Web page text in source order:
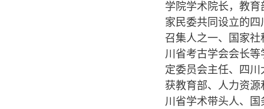
学院学术院长，教
家民委共同设立的
召集人之一、国家
川省考古学会会长
定委员会主任、四
获教育部、人力资
川省学术带头人、